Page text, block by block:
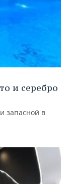
и серебро
запасной в